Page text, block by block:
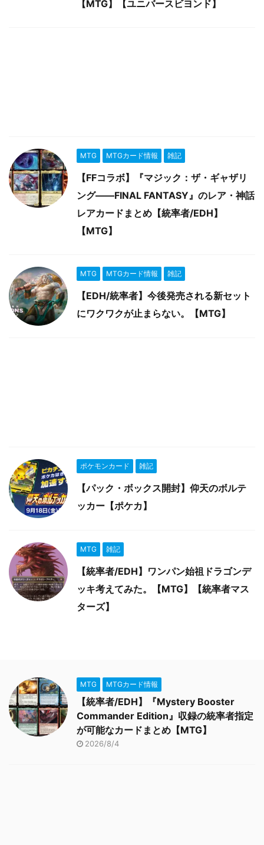
【MTG】【ユニバースビヨンド】
MTG MTGカード情報 雑記
【FFコラボ】『マジック：ザ・ギャザリ
ング――FINAL FANTASY』のレア・神話
レアカードまとめ【統率者/EDH】
【MTG】
MTG MTGカード情報 雑記
【EDH/統率者】今後発売される新セット
にワクワクが止まらない。【MTG】
ポケモンカード 雑記
【パック・ボックス開封】仰天のボルテ
ッカー【ポケカ】
MTG 雑記
【統率者/EDH】ワンパン始祖ドラゴンデ
ッキ考えてみた。【MTG】【統率者マス
ターズ】
MTG MTGカード情報
【統率者/EDH】『Mystery Booster
Commander Edition』収録の統率者指定
が可能なカードまとめ【MTG】
2026/8/4